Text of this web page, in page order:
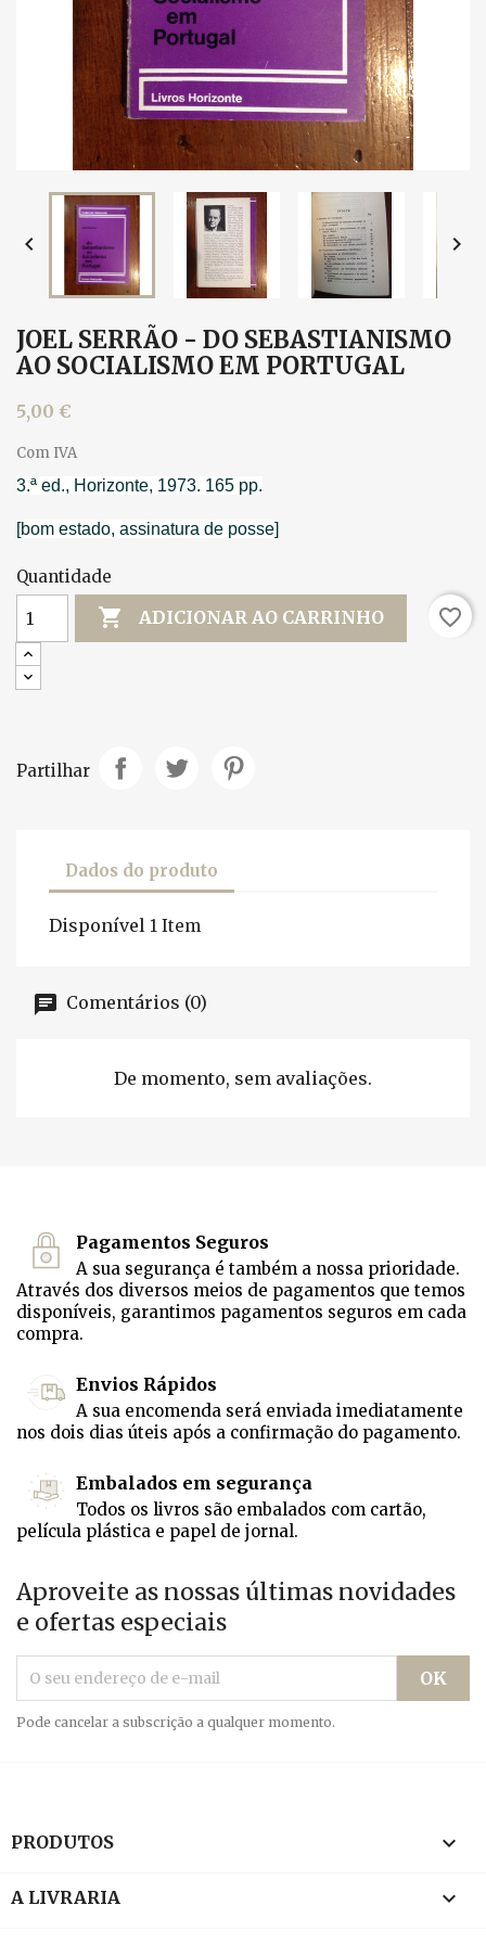
 
JOEL SERRÃO - DO SEBASTIANISMO
AO SOCIALISMO EM PORTUGAL
5,00 €
Com IVA
3.ª ed., Horizonte, 1973. 165 pp.
[bom estado, assinatura de posse]
Quantidade
 ADICIONAR AO CARRINHO favorite_border
Partilhar
Dados do produto
Disponível 1 Item
Comentários (0)
De momento, sem avaliações.
Pagamentos Seguros
A sua segurança é também a nossa prioridade.
Através dos diversos meios de pagamentos que temos
disponíveis, garantimos pagamentos seguros em cada
compra.
Envios Rápidos
A sua encomenda será enviada imediatamente
nos dois dias úteis após a confirmação do pagamento.
Embalados em segurança
Todos os livros são embalados com cartão,
película plástica e papel de jornal.
Aproveite as nossas últimas novidades
e ofertas especiais
Pode cancelar a subscrição a qualquer momento.
PRODUTOS 
A LIVRARIA 